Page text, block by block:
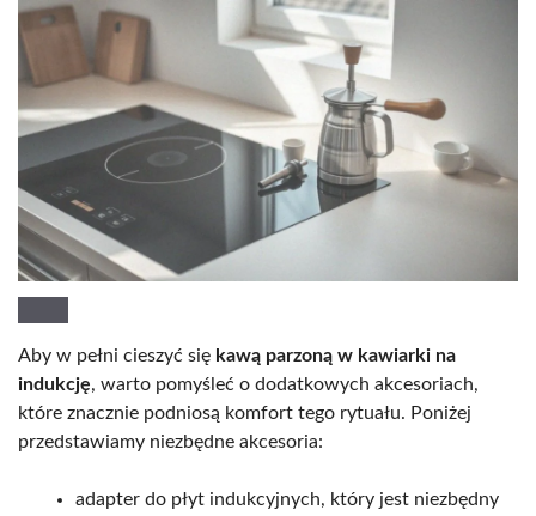
Aby w pełni cieszyć się kawą parzoną w kawiarki na
indukcję, warto pomyśleć o dodatkowych akcesoriach,
które znacznie podniosą komfort tego rytuału. Poniżej
przedstawiamy niezbędne akcesoria:
adapter do płyt indukcyjnych, który jest niezbędny